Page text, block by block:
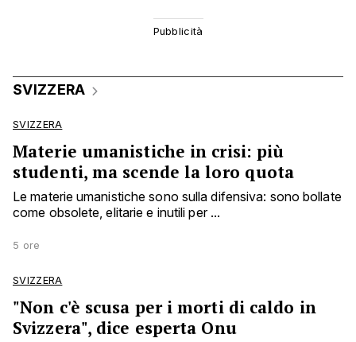
SVIZZERA
SVIZZERA
Materie umanistiche in crisi: più
studenti, ma scende la loro quota
Le materie umanistiche sono sulla difensiva: sono bollate
come obsolete, elitarie e inutili per ...
5 ore
SVIZZERA
"Non c'è scusa per i morti di caldo in
Svizzera", dice esperta Onu